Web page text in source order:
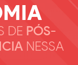
DE PÓS-
NESSA